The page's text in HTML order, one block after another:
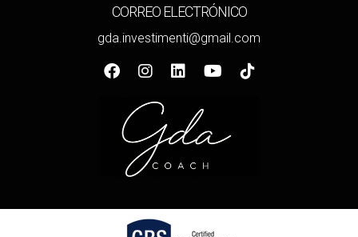
CORREO ELECTRÓNICO
gda.investimenti@gmail.com